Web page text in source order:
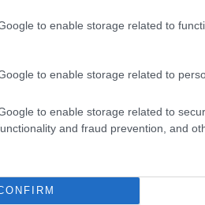
to enable storage related to
to enable storage related to
to enable storage related to
and fraud prevention, and